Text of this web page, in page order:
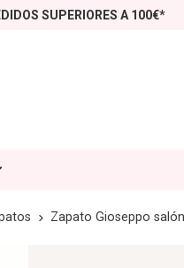
SUPERIORES A 100€*
Zapato Gioseppo